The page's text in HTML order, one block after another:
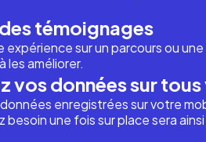
témoignages
expérience sur un parcours ou
les améliorer.
vos données sur
enregistrées sur votre
besoin une fois sur place sera